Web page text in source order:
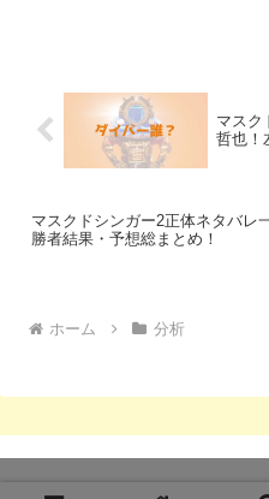
マスク
哲也！
マスクドシンガー2正体ネタバレ
勝者結果・予想総まとめ！
ホーム 分析